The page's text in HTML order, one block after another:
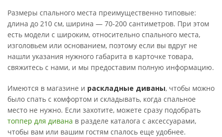
Размеры спального места преимущественно типовые:
длина до 210 см, ширина — 70-200 сантиметров. При этом
есть модели с широким, относительно спального места,
изголовьем или основанием, поэтому если вы вдруг не
нашли указания нужного габарита в карточке товара,
свяжитесь с нами, и мы предоставим полную информацию.
Имеются в магазине и раскладные диваны, чтобы можно
было спать с комфортом и складывать, когда спальное
место не нужно. Если захотите, можете сразу подобрать
топпер для дивана в разделе каталога с аксессуарами,
чтобы вам или вашим гостям спалось еще удобнее.